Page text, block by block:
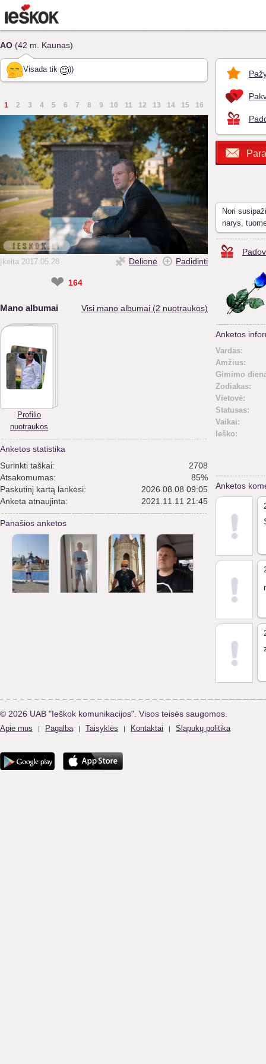
AO (42 m. Kaunas)
Visada tik ))
1 2 3 4 5 6 7 8 9 10 11 12 13 14 15 16
Įkelta 2017.05.28 Dėlionė Padidinti
❤ 164
Mano albumai Visi mano albumai (2 nuotraukos)
Profilio
nuotraukos
Anketos statistika
Surinkti taškai:
2708
Atsakomumas:
85%
Paskutinį kartą lankėsi:
2026.08.08 09:05
Anketa atnaujinta:
2021.11.11 21:45
Panašios anketos
Nori
narys,
Anketos
Vardas:
Amžius:
Gimimo
Zodiakas:
Vietovė:
Statusas:
Vaikai:
Ieško:
Anketos
© 2026 UAB "Ieškok komunikacijos". Visos teisės saugomos.
Apie mus | Pagalba | Taisyklės | Kontaktai | Slapukų politika